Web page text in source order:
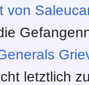
von
letztlich